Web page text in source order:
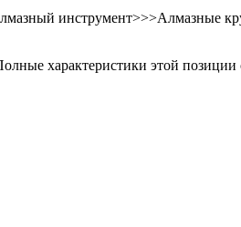
инструмент>>>Алмазные
характеристики этой